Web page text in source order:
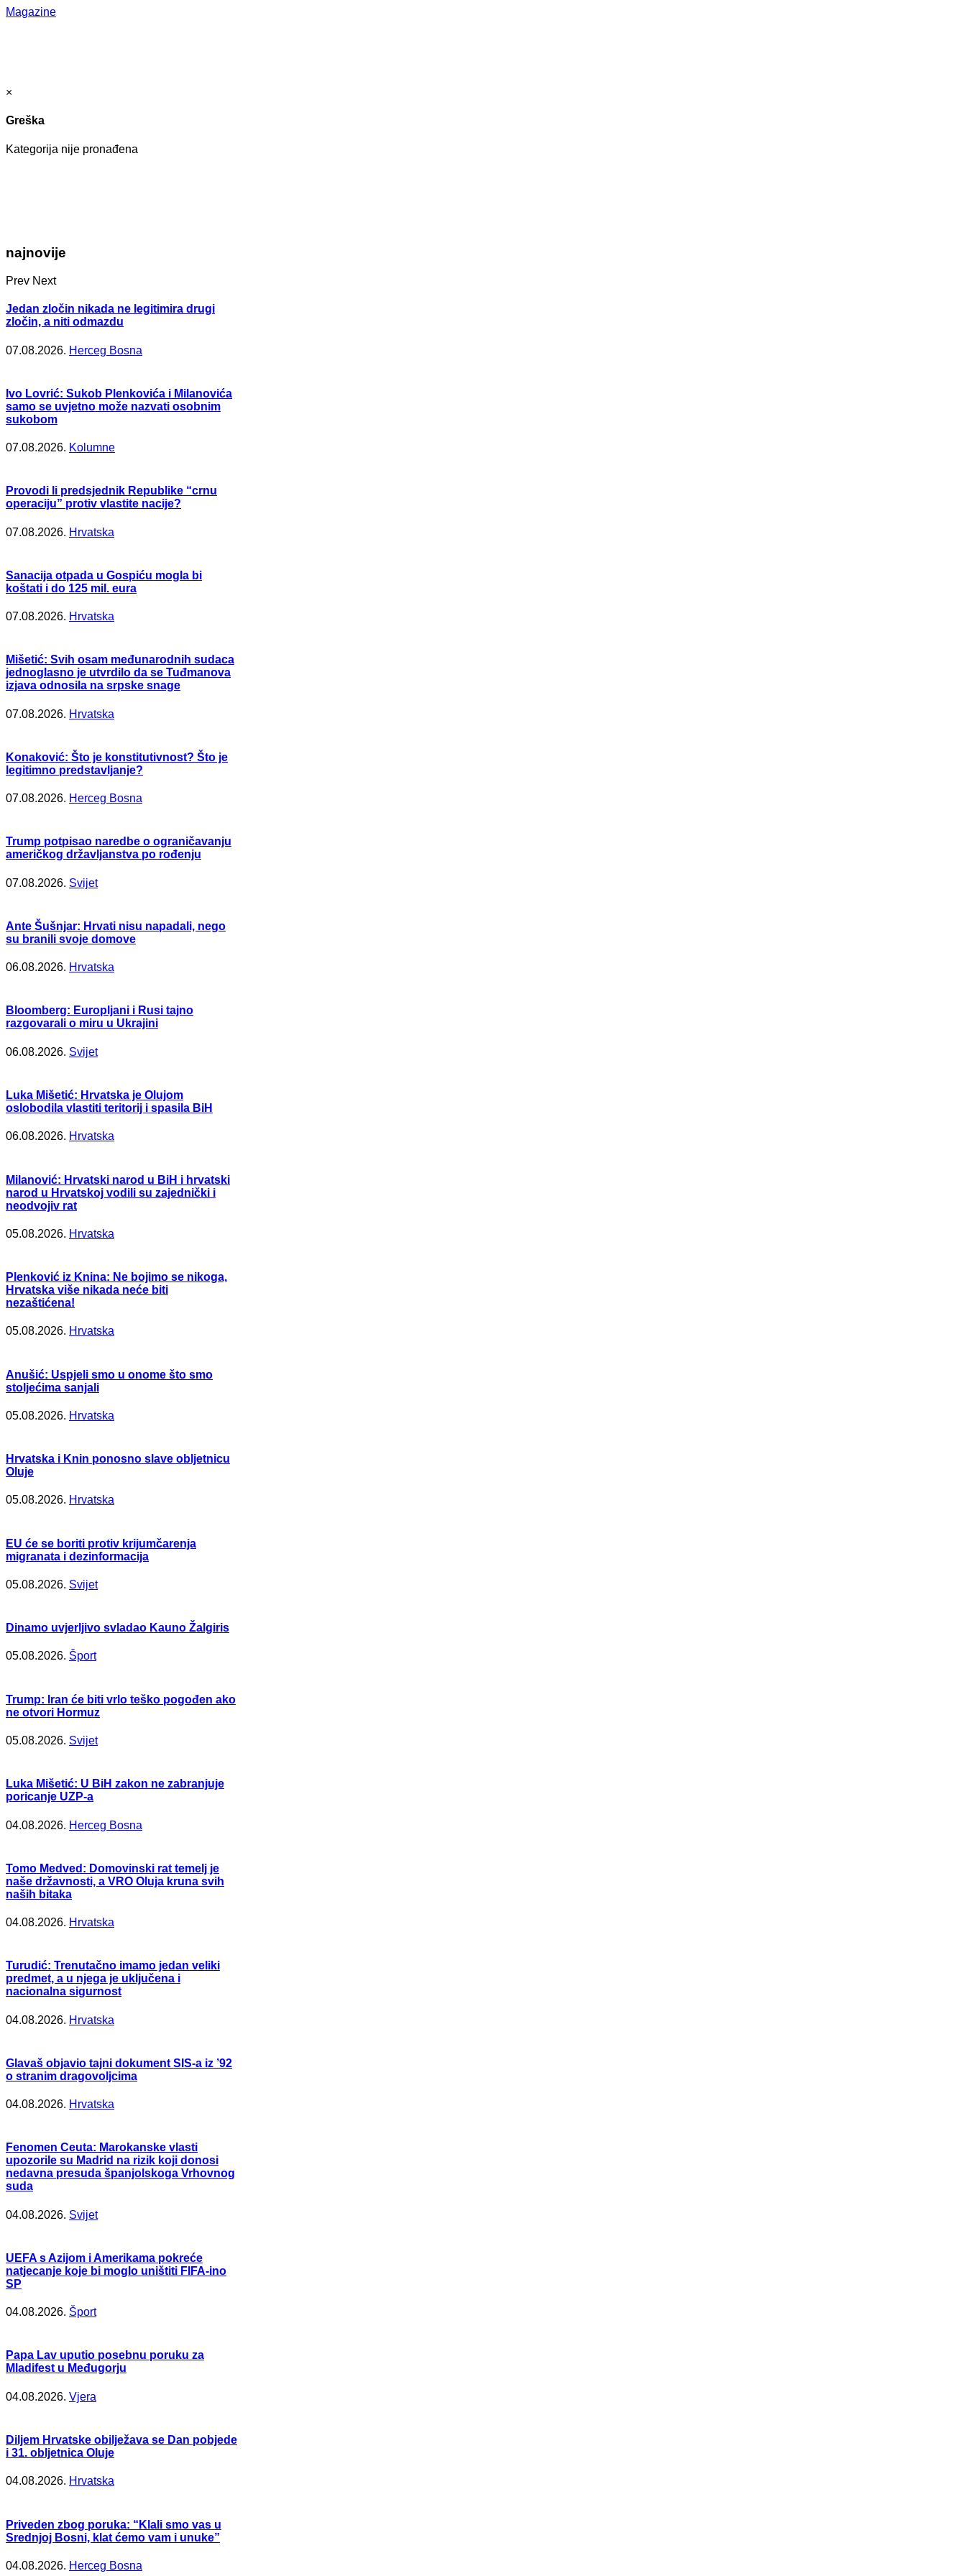
Magazine
×
Greška
Kategorija nije pronađena
najnovije
Prev Next
Jedan zločin nikada ne legitimira drugi
zločin, a niti odmazdu
07.08.2026. Herceg Bosna
Ivo Lovrić: Sukob Plenkovića i Milanovića
samo se uvjetno može nazvati osobnim
sukobom
07.08.2026. Kolumne
Provodi li predsjednik Republike “crnu
operaciju” protiv vlastite nacije?
07.08.2026. Hrvatska
Sanacija otpada u Gospiću mogla bi
koštati i do 125 mil. eura
07.08.2026. Hrvatska
Mišetić: Svih osam međunarodnih sudaca
jednoglasno je utvrdilo da se Tuđmanova
izjava odnosila na srpske snage
07.08.2026. Hrvatska
Konaković: Što je konstitutivnost? Što je
legitimno predstavljanje?
07.08.2026. Herceg Bosna
Trump potpisao naredbe o ograničavanju
američkog državljanstva po rođenju
07.08.2026. Svijet
Ante Šušnjar: Hrvati nisu napadali, nego
su branili svoje domove
06.08.2026. Hrvatska
Bloomberg: Europljani i Rusi tajno
razgovarali o miru u Ukrajini
06.08.2026. Svijet
Luka Mišetić: Hrvatska je Olujom
oslobodila vlastiti teritorij i spasila BiH
06.08.2026. Hrvatska
Milanović: Hrvatski narod u BiH i hrvatski
narod u Hrvatskoj vodili su zajednički i
neodvojiv rat
05.08.2026. Hrvatska
Plenković iz Knina: Ne bojimo se nikoga,
Hrvatska više nikada neće biti
nezaštićena!
05.08.2026. Hrvatska
Anušić: Uspjeli smo u onome što smo
stoljećima sanjali
05.08.2026. Hrvatska
Hrvatska i Knin ponosno slave obljetnicu
Oluje
05.08.2026. Hrvatska
EU će se boriti protiv krijumčarenja
migranata i dezinformacija
05.08.2026. Svijet
Dinamo uvjerljivo svladao Kauno Žalgiris
05.08.2026. Šport
Trump: Iran će biti vrlo teško pogođen ako
ne otvori Hormuz
05.08.2026. Svijet
Luka Mišetić: U BiH zakon ne zabranjuje
poricanje UZP-a
04.08.2026. Herceg Bosna
Tomo Medved: Domovinski rat temelj je
naše državnosti, a VRO Oluja kruna svih
naših bitaka
04.08.2026. Hrvatska
Turudić: Trenutačno imamo jedan veliki
predmet, a u njega je uključena i
nacionalna sigurnost
04.08.2026. Hrvatska
Glavaš objavio tajni dokument SIS-a iz ’92
o stranim dragovoljcima
04.08.2026. Hrvatska
Fenomen Ceuta: Marokanske vlasti
upozorile su Madrid na rizik koji donosi
nedavna presuda španjolskoga Vrhovnog
suda
04.08.2026. Svijet
UEFA s Azijom i Amerikama pokreće
natjecanje koje bi moglo uništiti FIFA-ino
SP
04.08.2026. Šport
Papa Lav uputio posebnu poruku za
Mladifest u Međugorju
04.08.2026. Vjera
Diljem Hrvatske obilježava se Dan pobjede
i 31. obljetnica Oluje
04.08.2026. Hrvatska
Priveden zbog poruka: “Klali smo vas u
Srednjoj Bosni, klat ćemo vam i unuke”
04.08.2026. Herceg Bosna